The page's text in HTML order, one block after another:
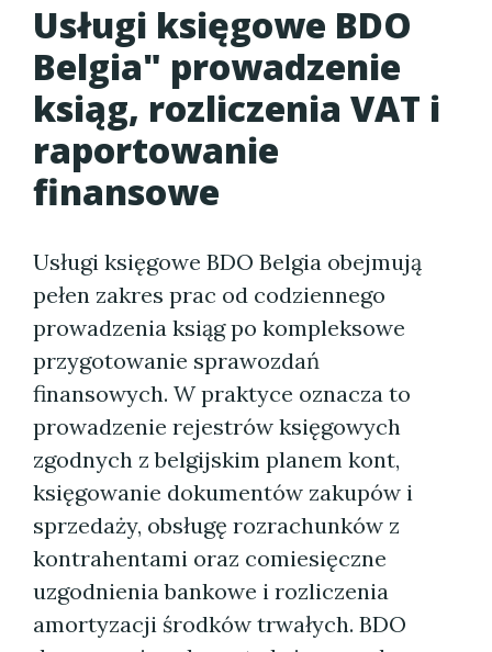
Usługi księgowe BDO
Belgia" prowadzenie
ksiąg, rozliczenia VAT i
raportowanie
finansowe
Usługi księgowe BDO Belgia obejmują
pełen zakres prac od codziennego
prowadzenia ksiąg po kompleksowe
przygotowanie sprawozdań
finansowych. W praktyce oznacza to
prowadzenie rejestrów księgowych
zgodnych z belgijskim planem kont,
księgowanie dokumentów zakupów i
sprzedaży, obsługę rozrachunków z
kontrahentami oraz comiesięczne
uzgodnienia bankowe i rozliczenia
amortyzacji środków trwałych. BDO